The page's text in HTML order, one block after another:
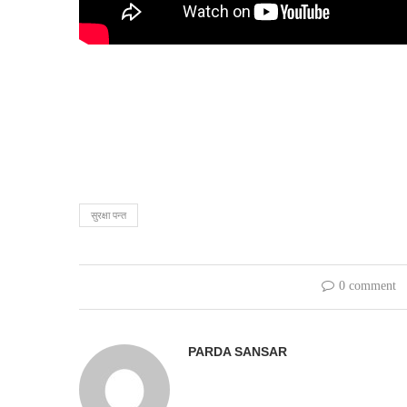
सुरक्षा पन्त
0 comment
PARDA SANSAR